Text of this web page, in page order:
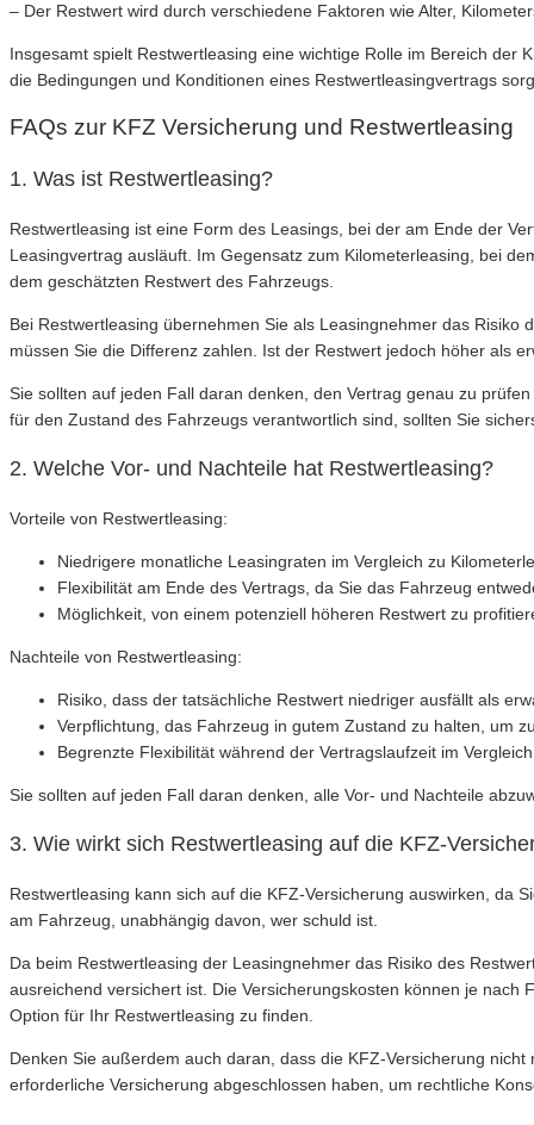
– Der Restwert wird durch verschiedene Faktoren wie Alter,
Insgesamt spielt Restwertleasing eine wichtige Rolle im Bereich der
die Bedingungen und Konditionen eines Restwertleasingvertrags
FAQs zur KFZ Versicherung und Restwertleasing
1. Was ist Restwertleasing?
Restwertleasing ist eine Form des Leasings, bei der am Ende der
Leasingvertrag ausläuft. Im Gegensatz zum Kilometerleasing, bei
dem geschätzten Restwert des Fahrzeugs.
Bei Restwertleasing übernehmen Sie als Leasingnehmer das
müssen Sie die Differenz zahlen. Ist der Restwert jedoch höher als
Sie sollten auf jeden Fall daran denken, den Vertrag genau zu
für den Zustand des Fahrzeugs verantwortlich sind, sollten Sie
2. Welche Vor- und Nachteile hat Restwertleasing?
Vorteile von Restwertleasing:
Niedrigere monatliche Leasingraten im Vergleich zu
Flexibilität am Ende des Vertrags, da Sie das Fahrzeug
Möglichkeit, von einem potenziell höheren Restwert zu
Nachteile von Restwertleasing:
Risiko, dass der tatsächliche Restwert niedriger ausfällt als
Verpflichtung, das Fahrzeug in gutem Zustand zu halten, um
Begrenzte Flexibilität während der Vertragslaufzeit im
Sie sollten auf jeden Fall daran denken, alle Vor- und Nachteile
3. Wie wirkt sich Restwertleasing auf die KFZ-
Restwertleasing kann sich auf die KFZ-Versicherung auswirken, da
am Fahrzeug, unabhängig davon, wer schuld ist.
Da beim Restwertleasing der Leasingnehmer das Risiko des
ausreichend versichert ist. Die Versicherungskosten können je
Option für Ihr Restwertleasing zu finden.
Denken Sie außerdem auch daran, dass die KFZ-Versicherung
erforderliche Versicherung abgeschlossen haben, um rechtliche